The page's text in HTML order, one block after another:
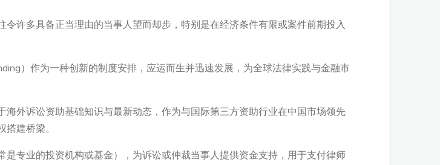
许多具备正当理由的当事人望而却步，特别是在经济条件有限或案件前期投入
）作为一种创新的制度安排，应运而生并迅速发展，为全球法律实践与金融市
外诉讼资助基础知识与最新动态，作为与国际第三方资助行业在中国市场领先
建桥梁。
专业的投资机构或基金），为诉讼或仲裁当事人提供资金支持，用于支付律师